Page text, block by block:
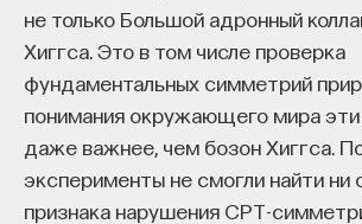
не только Большой адронный
Хиггса. Это в том числе проверка
фундаментальных симметрий
понимания окружающего мира
даже важнее, чем бозон Хиггса.
эксперименты не смогли найти ни
признака нарушения СРТ-